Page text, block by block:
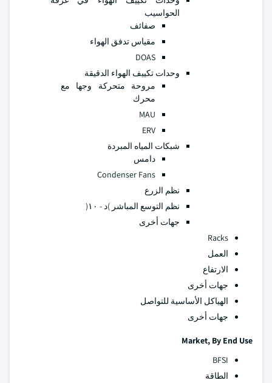
الحواسيب
صفائف
مقياس تدفق الهواء
DOAS
وحدات تكييف الهواء الدقيقة
مروحة متحركة وجها مع
محرك
MAU
ERV
شبكات المياه المبردة
دامس
Condenser Fans
نظم الزرع
نظم التوسع المباشر )د - ١٠(
جهات أخرى
Racks
العمل
الارتفاع
جهات أخرى
الهياكل الأساسية للتواصل
جهات أخرى
Market, By End Use
BFSI
الطاقة